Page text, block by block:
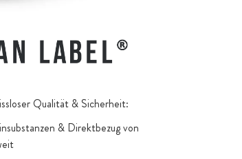
Qualität & Sicherheit:
& Direktbezug von